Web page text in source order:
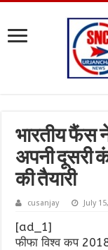
भारतीय फैंस
अपनी दूसरी
की तैयारी
cusanjay July
[ad_1]
फीफा विश्व कप